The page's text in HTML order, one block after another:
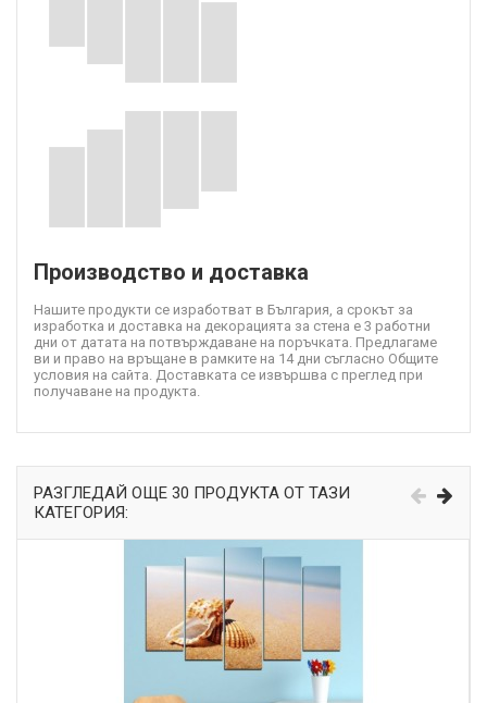
Производство и доставка
Нашите продукти се изработват в България, а срокът за
изработка и доставка на декорацията за стена е 3 работни
дни от датата на потвърждаване на поръчката. Предлагаме
ви и право на връщане в рамките на 14 дни съгласно Общите
условия на сайта. Доставката се извършва с преглед при
получаване на продукта.
РАЗГЛЕДАЙ ОЩЕ 30 ПРОДУКТА ОТ ТАЗИ
КАТЕГОРИЯ: